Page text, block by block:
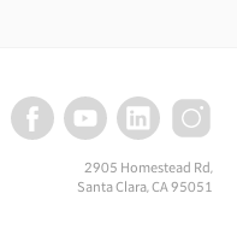
로젝트 단위로는 '에너지 효율'
배터리와 스토리지 분야가
졌습니다. 태양광 분야 투자가
졌는데요. 2만 5100개의
번째로 많은 일자리를 만들어
36개로 1위... 조지아 등
2905 Homestead Rd,
Santa Clara, CA 95051